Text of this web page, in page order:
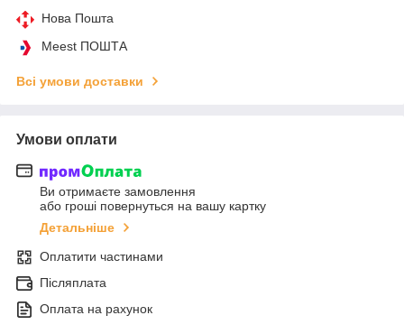
Нова Пошта
Meest ПОШТА
Всі умови доставки
Умови оплати
Ви отримаєте замовлення
або гроші повернуться на вашу картку
Детальніше
Оплатити частинами
Післяплата
Оплата на рахунок